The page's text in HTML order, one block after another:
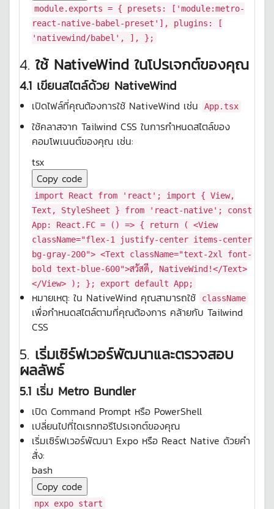
module. exports = { presets : [ 'module:metro-
react-native-babel-preset' ], plugins : [
'nativewind/babel' , ], };
4. ใช้ NativeWind ในโปรเจกต์ของคุณ
4.1 เขียนสไตล์ด้วย NativeWind
เปิดไฟล์ที่คุณต้องการใช้ NativeWind เช่น App.tsx
ใช้คลาสจาก Tailwind CSS ในการกำหนดสไตล์ของ
คอมโพเนนต์ของคุณ เช่น:
tsx
Copy code
import React from 'react' ; import { View,
Text , StyleSheet } from 'react-native' ; const
App: React . FC = () => { return ( <View
className="flex-1 justify-center items-center
bg-gray-200"> <Text className="text-2xl font-
bold text-blue-600">สวัสดี, NativeWind!</Text>
</View> ); }; export default App;
หมายเหตุ: ใน NativeWind คุณสามารถใช้ className
เพื่อกำหนดสไตล์ตามที่คุณต้องการ คล้ายกับ Tailwind
CSS
5. เริ่มเซิร์ฟเวอร์พัฒนาและตรวจสอบ
ผลลัพธ์
5.1 เริ่ม Metro Bundler
เปิด Command Prompt หรือ PowerShell
เปลี่ยนไปที่ไดเรกทอรีโปรเจกต์ของคุณ
เริ่มเซิร์ฟเวอร์พัฒนา Expo หรือ React Native ด้วยคำ
สั่ง:
bash
Copy code
npx expo start